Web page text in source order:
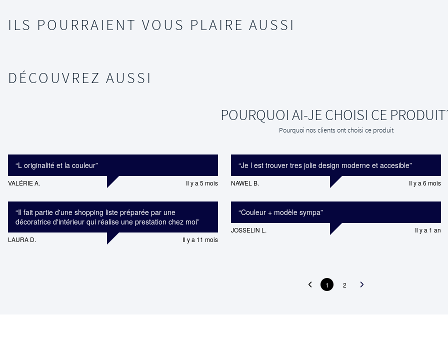
ILS POURRAIENT VOUS PLAIRE AUSSI
DÉCOUVREZ AUSSI
POURQUOI AI-JE CHOISI CE
Pourquoi nos clients ont choisi ce produit
“L originalité et la couleur”
VALÉRIE A. Il y a 5 mois
“Il fait partie d'une shopping liste préparée par une
décoratrice d'intérieur qui réalise une prestation chez moi”
LAURA D. Il y a 11 mois
“Je l est trouver tres jolie design moderne et accesible”
NAWEL B. Il y a 6 mois
“Couleur + modèle sympa”
JOSSELIN L. Il y a 1 an
1 2